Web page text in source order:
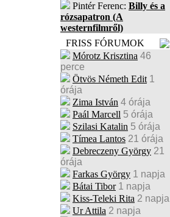
Pintér Ferenc: Billy és a
rózsapatron (A
westernfilmről)
FRISS FÓRUMOK
Mórotz Krisztina 46
perce
Ötvös Németh Edit 1
órája
Zima István 4 órája
Paál Marcell 5 órája
Szilasi Katalin 5 órája
Tímea Lantos 21 órája
Debreczeny György 21
órája
Farkas György 1 napja
Bátai Tibor 1 napja
Kiss-Teleki Rita 2 napja
Ur Attila 2 napja